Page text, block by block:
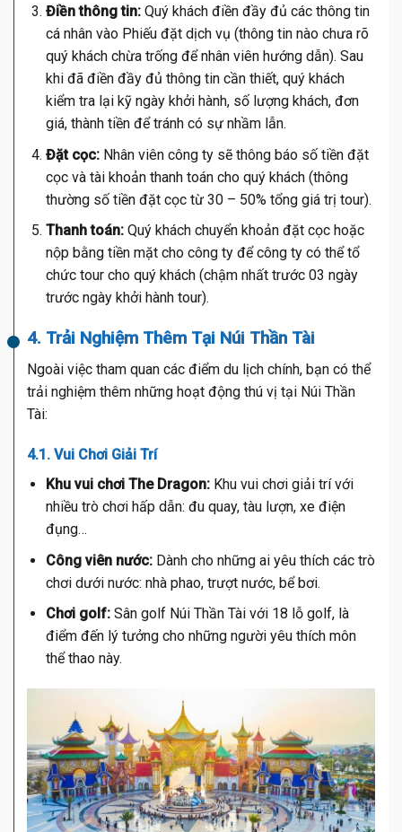
Điền thông tin:Quý khách điền đầy đủ các thông tin
cá nhân vào Phiếu đặt dịch vụ (thông tin nào chưa rõ
quý khách chừa trống để nhân viên hướng dẫn). Sau
khi đã điền đầy đủ thông tin cần thiết, quý khách
kiểm tra lại kỹ ngày khởi hành, số lượng khách, đơn
giá, thành tiền để tránh có sự nhầm lẫn.
Đặt cọc:Nhân viên công ty sẽ thông báo số tiền đặt
cọc và tài khoản thanh toán cho quý khách (thông
thường số tiền đặt cọc từ 30 – 50% tổng giá trị tour).
Thanh toán:Quý khách chuyển khoản đặt cọc hoặc
nộp bằng tiền mặt cho công ty để công ty có thể tổ
chức tour cho quý khách (chậm nhất trước 03 ngày
trước ngày khởi hành tour).
4. Trải Nghiệm Thêm Tại Núi Thần Tài
Ngoài việc tham quan các điểm du lịch chính, bạn có thể
trải nghiệm thêm những hoạt động thú vị tại Núi Thần
Tài:
4.1. Vui Chơi Giải Trí
Khu vui chơi The Dragon: Khu vui chơi giải trí với
nhiều trò chơi hấp dẫn: đu quay, tàu lượn, xe điện
đụng…
Công viên nước:Dành cho những ai yêu thích các trò
chơi dưới nước: nhà phao, trượt nước, bể bơi.
Chơi golf:Sân golf Núi Thần Tài với 18 lỗ golf, là
điểm đến lý tưởng cho những người yêu thích môn
thể thao này.